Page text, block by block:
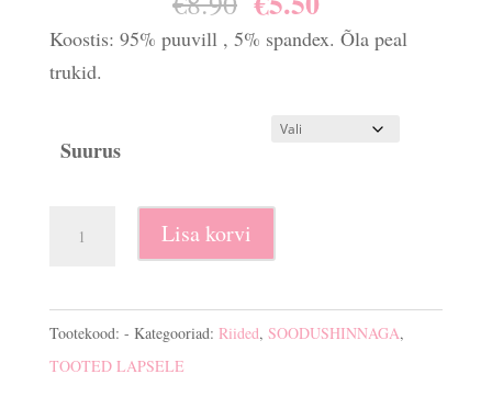
hind hind
Koostis: 95% puuvill , 5% spandex. Õla peal
trukid.
Suurus
Lisa korvi
Tootekood: - Kategooriad: Riided, SOODUSHINNAGA,
TOOTED LAPSELE